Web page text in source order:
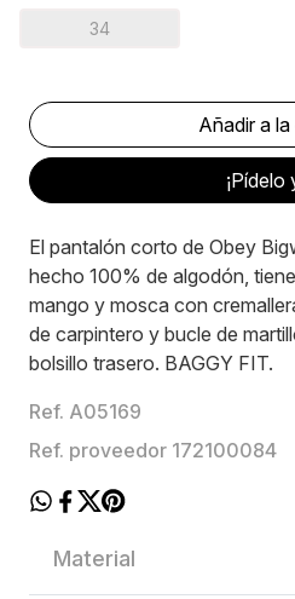
34
¡Pídelo
El pantalón corto de Obey
hecho 100% de algodón,
mango y mosca con
de carpintero y bucle de
bolsillo trasero. BAGGY FIT.
Ref. A05169
Ref. proveedor 172100084
Material